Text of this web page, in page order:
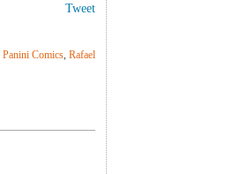
Tweet
Panini Comics, Rafael